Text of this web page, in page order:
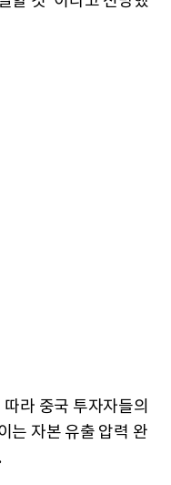
라 중국 투자자들의
는 자본 유출 압력 완